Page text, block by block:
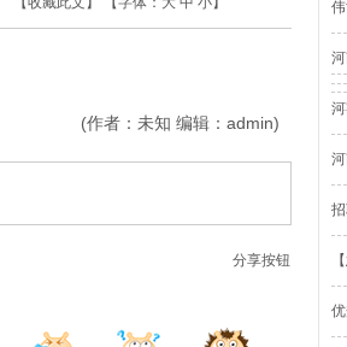
(作者：未知 编辑：admin)
分享按钮